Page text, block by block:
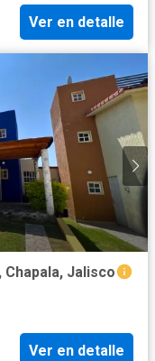
Ver en detalle
Jalisco
Ver en detalle